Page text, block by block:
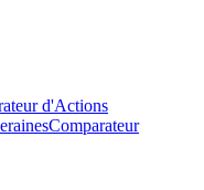
d'Actions
Comparateur